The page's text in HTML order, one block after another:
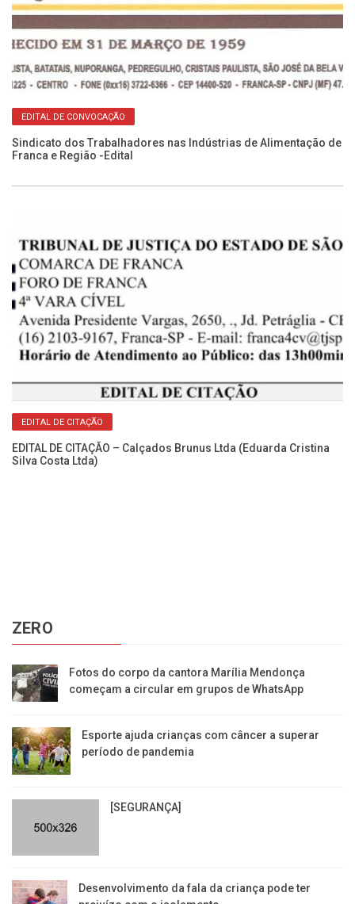
EDITAL DE CONVOCAÇÃO
Sindicato dos Trabalhadores nas Indústrias de Alimentação de
Franca e Região -Edital
EDITAL DE CITAÇÃO
EDITAL DE CITAÇÃO – Calçados Brunus Ltda (Eduarda Cristina
Silva Costa Ltda)
ZERO
Fotos do corpo da cantora Marília Mendonça
começam a circular em grupos de WhatsApp
Esporte ajuda crianças com câncer a superar
período de pandemia
[SEGURANÇA]
Desenvolvimento da fala da criança pode ter